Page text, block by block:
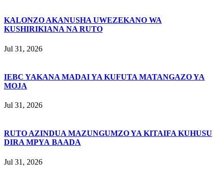
KALONZO AKANUSHA UWEZEKANO WA
KUSHIRIKIANA NA RUTO
Jul 31, 2026
IEBC YAKANA MADAI YA KUFUTA MATANGAZO YA
MOJA
Jul 31, 2026
RUTO AZINDUA MAZUNGUMZO YA KITAIFA KUHUSU
DIRA MPYA BAADA
Jul 31, 2026